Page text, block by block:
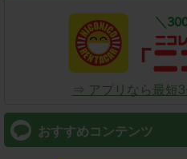
⇒ アプリなら最短3
おすすめコンテンツ